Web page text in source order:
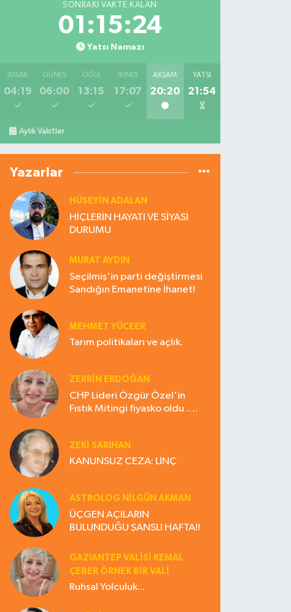
SONRAKI VAKTE KALAN
01:15:23
Yatsı Namazı
İMSAK
04:19
GÜNEŞ
06:00
ÖĞLE
13:15
İKINDI
17:07
AKŞAM
20:20
YATSI
21:54
Aylık Vakitler
Yazarlar
HÜSEYIN ADALAN
HİÇLERİN HAYATI VE SİYASİ
DURUMU
MURAT AYDIN
Seçilmiş'in parti değiştirmesi
Sandığın Emanetine İhanet!
MEHMET YÜCEER
Tarım politikaları ve açlık.
ZERRIN ERDOĞAN
CHP Lideri Özgür Özel'in
Fıstık Mitingi fiyasko oldu .
ZEKI SARIHAN
KANUNSUZ CEZA: LİNÇ
ASTROLOG NILGÜN AKMAN
ÜÇGEN AÇILARIN
BULUNDUĞU ŞANSLI HAFTA!!
GAZIANTEP VALISI KEMAL
ÇEBER ÖRNEK BİR VALİ
Ruhsal Yolculuk...